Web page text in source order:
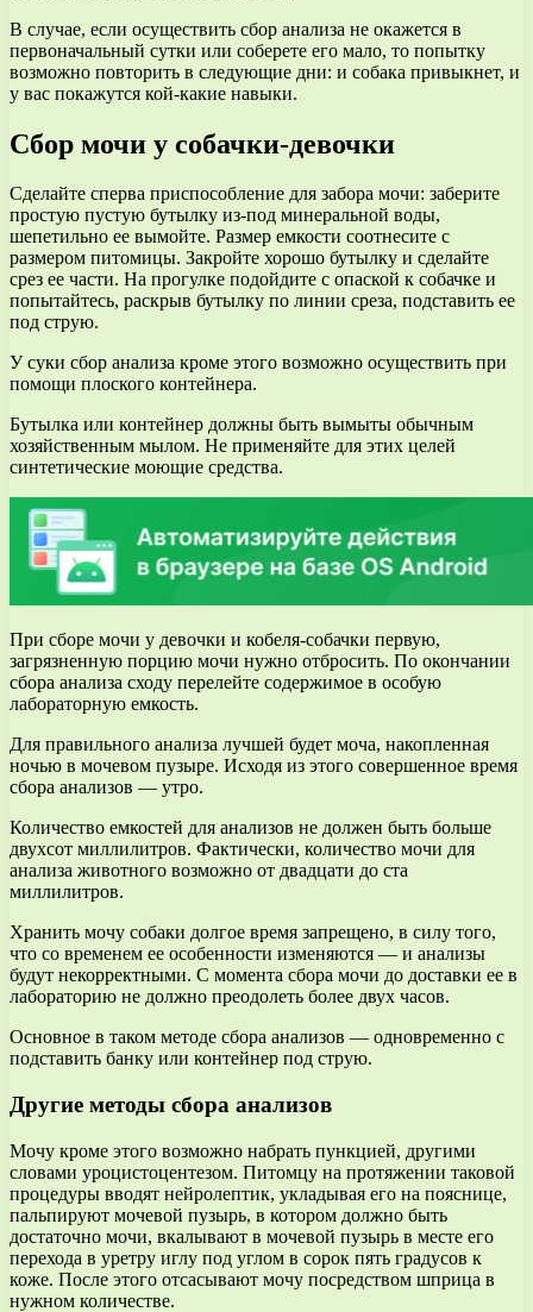
В случае, если осуществить сбор анализа не окажется в
первоначальный сутки или соберете его мало, то попытку
возможно повторить в следующие дни: и собака привыкнет, и
у вас покажутся кой-какие навыки.
Сбор мочи у собачки-девочки
Сделайте сперва приспособление для забора мочи: заберите
простую пустую бутылку из-под минеральной воды,
шепетильно ее вымойте. Размер емкости соотнесите с
размером питомицы. Закройте хорошо бутылку и сделайте
срез ее части. На прогулке подойдите с опаской к собачке и
попытайтесь, раскрыв бутылку по линии среза, подставить ее
под струю.
У суки сбор анализа кроме этого возможно осуществить при
помощи плоского контейнера.
Бутылка или контейнер должны быть вымыты обычным
хозяйственным мылом. Не применяйте для этих целей
синтетические моющие средства.
При сборе мочи у девочки и кобеля-собачки первую,
загрязненную порцию мочи нужно отбросить. По окончании
сбора анализа сходу перелейте содержимое в особую
лабораторную емкость.
Для правильного анализа лучшей будет моча, накопленная
ночью в мочевом пузыре. Исходя из этого совершенное время
сбора анализов — утро.
Количество емкостей для анализов не должен быть больше
двухсот миллилитров. Фактически, количество мочи для
анализа животного возможно от двадцати до ста
миллилитров.
Хранить мочу собаки долгое время запрещено, в силу того,
что со временем ее особенности изменяются — и анализы
будут некорректными. С момента сбора мочи до доставки ее в
лабораторию не должно преодолеть более двух часов.
Основное в таком методе сбора анализов — одновременно с
подставить банку или контейнер под струю.
Другие методы сбора анализов
Мочу кроме этого возможно набрать пункцией, другими
словами уроцистоцентезом. Питомцу на протяжении таковой
процедуры вводят нейролептик, укладывая его на пояснице,
пальпируют мочевой пузырь, в котором должно быть
достаточно мочи, вкалывают в мочевой пузырь в месте его
перехода в уретру иглу под углом в сорок пять градусов к
коже. После этого отсасывают мочу посредством шприца в
нужном количестве.